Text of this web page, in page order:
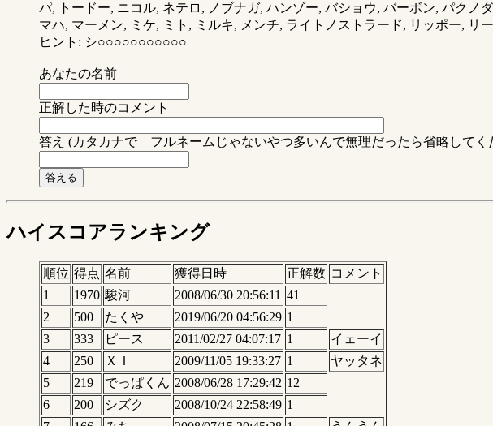
パ, トードー, ニコル, ネテロ, ノブナガ, ハンゾー, バショウ, バーボン, パク
マハ, マーメン, ミケ, ミト, ミルキ, メンチ, ライトノストラード, リッポー, リ
ヒント: シ○○○○○○○○○○○
あなたの名前
正解した時のコメント
答え (カタカナで フルネームじゃないやつ多いんで無理だったら省略して
ハイスコアランキング
順位 得点 名前 獲得日時 正解数 コメント
1
1970 駿河 2008/06/30 20:56:11 41
2
500 たくや 2019/06/20 04:56:29 1
3
333 ピース 2011/02/27 04:07:17 1
イェーイ
4
250 ＸＩ 2009/11/05 19:33:27 1
ヤッタネ
5
219 でっぱくん 2008/06/28 17:29:42 12
6
200 シズク 2008/10/24 22:58:49 1